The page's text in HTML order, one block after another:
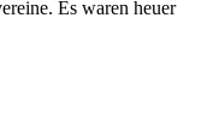
Es waren heuer